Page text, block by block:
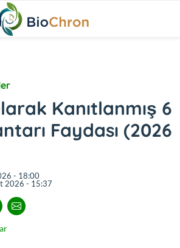
Kanıtlanmış 6
Faydası (2026
- 18:00
2026 - 15:37